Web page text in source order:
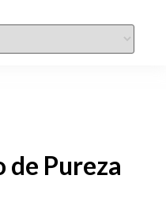
Pureza